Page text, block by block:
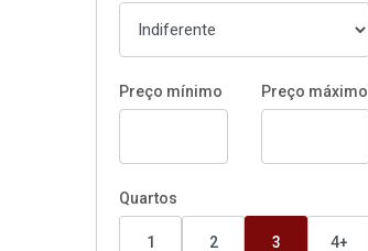
Preço mínimo Preço máximo
Quartos
1 2 3 4+